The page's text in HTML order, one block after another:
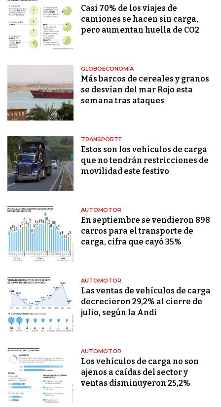
Casi 70% de los viajes de
camiones se hacen sin carga,
pero aumentan huella de CO2
GLOBOECONOMÍA
Más barcos de cereales y granos
se desvían del mar Rojo esta
semana tras ataques
TRANSPORTE
Estos son los vehículos de carga
que no tendrán restricciones de
movilidad este festivo
AUTOMOTOR
En septiembre se vendieron 898
carros para el transporte de
carga, cifra que cayó 35%
AUTOMOTOR
Las ventas de vehículos de carga
decrecieron 29,2% al cierre de
julio, según la Andi
AUTOMOTOR
Los vehículos de carga no son
ajenos a caídas del sector y
ventas disminuyeron 25,2%